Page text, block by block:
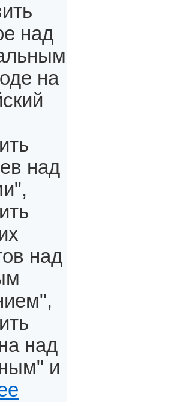
над
на
над
над
над
и